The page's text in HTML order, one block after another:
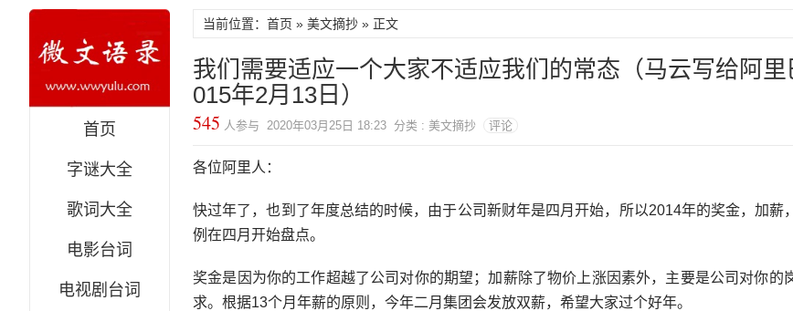
首页
字谜大全
歌词大全
电影台词
电视剧台词
当前位置：首页 » 美文摘抄 » 正文
我们需要适应一个大家不适应我们的常态（马云写给阿
015年2月13日）
545 人参与 2020年03月25日 18:23 分类 : 美文摘抄 评论
各位阿里人：
快过年了，也到了年度总结的时候，由于公司新财年是四月开始，所以2014年的奖金，加薪
例在四月开始盘点。
奖金是因为你的工作超越了公司对你的期望；加薪除了物价上涨因素外，主要是公司对你的
求。根据13个月年薪的原则，今年二月集团会发放双薪，希望大家过个好年。